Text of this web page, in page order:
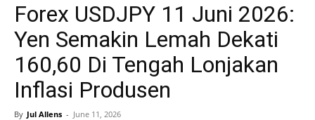
Forex USDJPY 11 Juni 2026:
Yen Semakin Lemah Dekati
160,60 Di Tengah Lonjakan
Inflasi Produsen
By Jul Allens - June 11, 2026